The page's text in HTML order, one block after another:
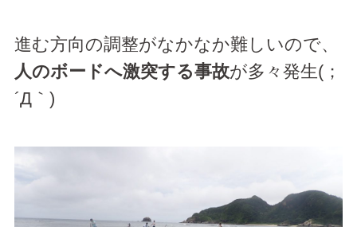
進む方向の調整がなかなか難しいので、
人のボードへ激突する事故が多々発生(；
´Д｀)